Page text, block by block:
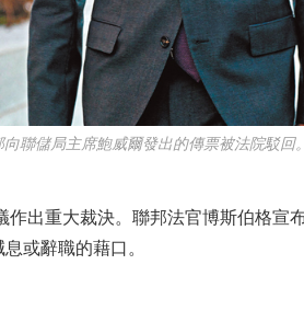
向聯儲局主席鮑威爾發出的傳票被法院駁回
重大裁決。聯邦法官博斯伯格宣
或辭職的藉口。